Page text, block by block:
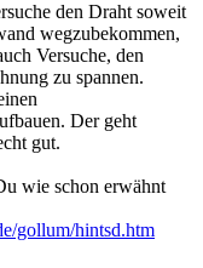
den Draht soweit
wegzubekommen,
Versuche, den
zu spannen.
Der geht
gut.
wie schon erwähnt
gollum/hintsd.htm